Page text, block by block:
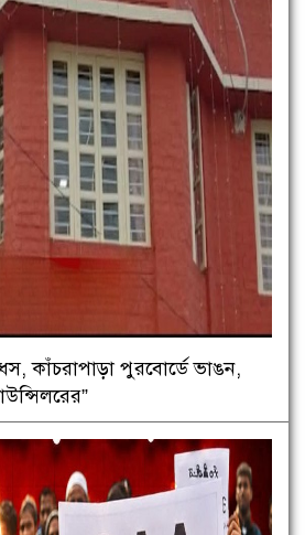
কাঁচরাপাড়া পুরবোর্ডে ভাঙন,